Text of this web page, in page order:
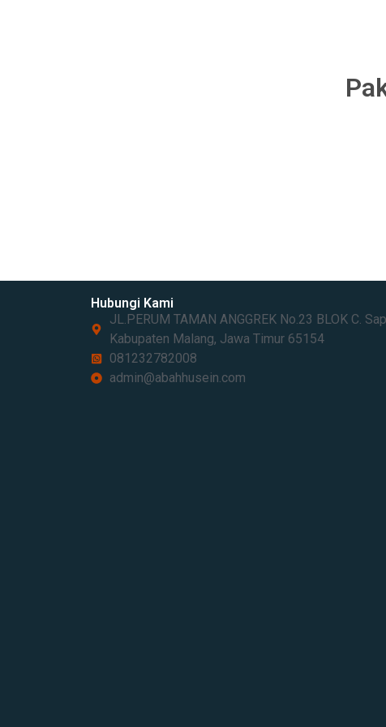
Hubungi Kami
JL.PERUM TAMAN ANGGREK No.23 BLOK C.
Kabupaten Malang, Jawa Timur 65154​
081232782008
admin@abahhusein.com